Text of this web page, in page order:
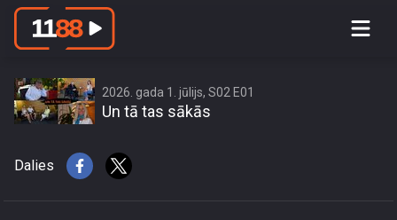
Niks Endziņš atzīstas – pirms pirmās
priekšstats par Sindijas izskatu
2026. gada 1. jūlijs, S02 E01
Un tā tas sākās
Dalies